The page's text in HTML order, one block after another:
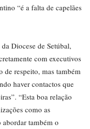
“é a falta de capelães
Diocese de Setúbal,
com executivos
de respeito, mas também
haver contactos que
“Esta boa relação
como as
abordar também o